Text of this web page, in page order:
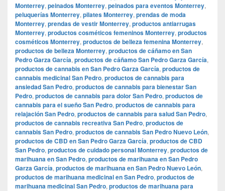
Monterrey, peinados Monterrey, peinados para eventos Monterrey,
peluquerías Monterrey, pilates Monterrey, prendas de moda
Monterrey, prendas de vestir Monterrey, productos antiarrugas
Monterrey, productos cosméticos femeninos Monterrey, productos
cosméticos Monterrey, productos de belleza femenina Monterrey,
productos de belleza Monterrey, productos de cáñamo en San
Pedro Garza García, productos de cáñamo San Pedro Garza García,
productos de cannabis en San Pedro Garza García, productos de
cannabis medicinal San Pedro, productos de cannabis para
ansiedad San Pedro, productos de cannabis para bienestar San
Pedro, productos de cannabis para dolor San Pedro, productos de
cannabis para el sueño San Pedro, productos de cannabis para
relajación San Pedro, productos de cannabis para salud San Pedro,
productos de cannabis recreativa San Pedro, productos de
cannabis San Pedro, productos de cannabis San Pedro Nuevo León,
productos de CBD en San Pedro Garza García, productos de CBD
San Pedro, productos de cuidado personal Monterrey, productos de
marihuana en San Pedro, productos de marihuana en San Pedro
Garza García, productos de marihuana en San Pedro Nuevo León,
productos de marihuana medicinal en San Pedro, productos de
marihuana medicinal San Pedro, productos de marihuana para